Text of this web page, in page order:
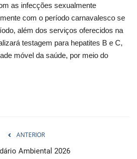
as infecções sexualmente
com o período carnavalesco se
além dos serviços oferecidos na
testagem para hepatites B e C,
móvel da saúde, por meio do
ANTERIOR
Ambiental 2026